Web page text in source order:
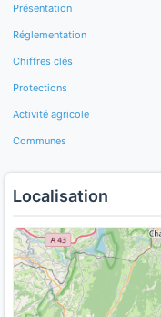
Présentation
Réglementation
Chiffres clés
Protections
Activité agricole
Communes
Localisation